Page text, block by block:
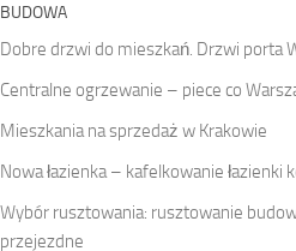
BUDOWA
Dobre drzwi do mieszkań. Drzwi porta
Centralne ogrzewanie – piece co
Mieszkania na sprzedaż w Krakowie
Nowa łazienka – kafelkowanie łazienki
Wybór rusztowania: rusztowanie
przejezdne